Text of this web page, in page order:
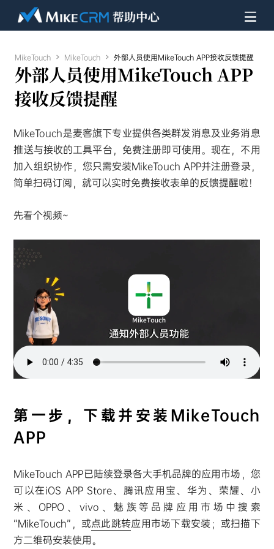
MikeTouch  MikeTouch  外部人员使用MikeTouch APP接收反馈提醒
外部人员使用MikeTouch APP
接收反馈提醒
MikeTouch是麦客旗下专业提供各类群发消息及业务消息
推送与接收的工具平台，免费注册即可使用。现在，不用
加入组织协作，您只需安装MikeTouch APP并注册登录，
简单扫码订阅，就可以实时免费接收表单的反馈提醒啦！
先看个视频~
第一步，下载并安装MikeTouch
APP
MikeTouch APP已陆续登录各大手机品牌的应用市场，您
可以在iOS APP Store、腾讯应用宝、华为、荣耀、小
米、OPPO、vivo、魅族等品牌应用市场中搜索
“MikeTouch”，或点此跳转应用市场下载安装；或扫描下
方二维码安装使用。